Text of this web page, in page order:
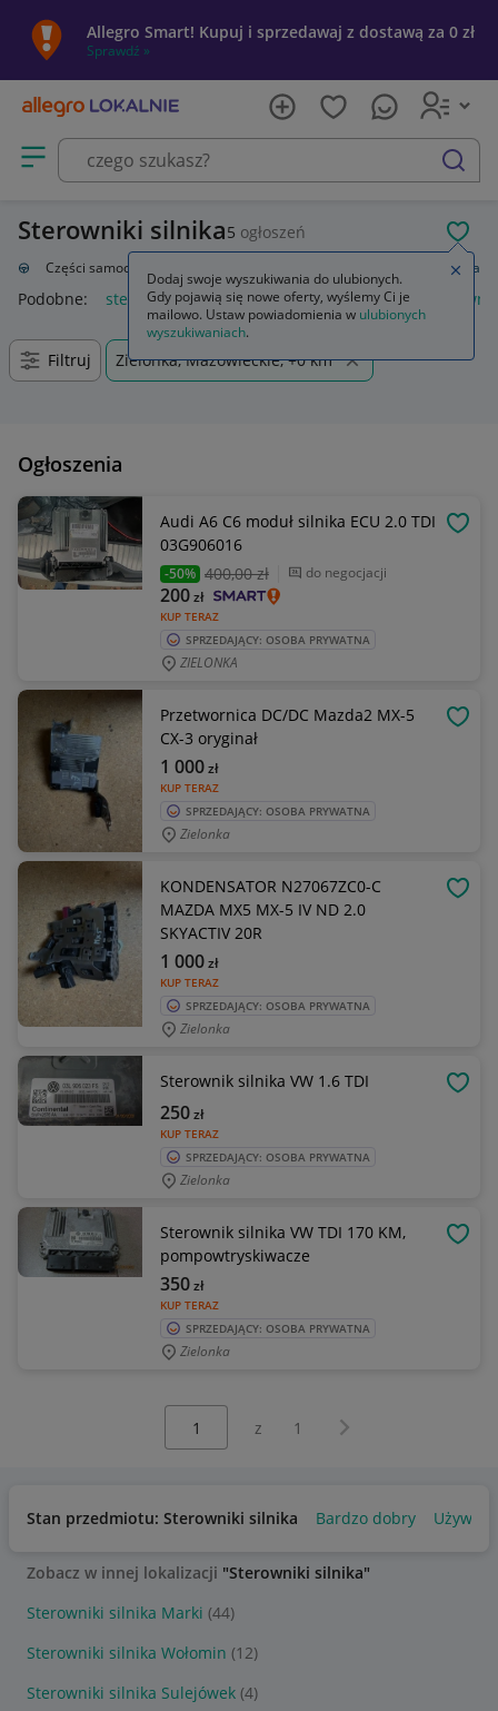
Allegro Smart! Kupuj i sprzedawaj z dostawą za 0 zł
Sprawdź »
Otwórz menu z kategoriami
szukaj
Sterowniki silnika5 ogłoszeń
Części samochodowe Sterowniki silnika
Podobne: sterownik silnika sterownik silnika bldc
Filtruj Zielonka, Mazowieckie, +0 km
Ogłoszenia
Audi A6 C6 moduł silnika ECU 2.0 TDI
03G906016
-50% 400,00 zł do negocjacji
KUP TERAZ
200zł
SPRZEDAJĄCY: OSOBA PRYWATNA
ZIELONKA
Przetwornica DC/DC Mazda2 MX-5
CX-3 oryginał
KUP TERAZ
1 000zł
SPRZEDAJĄCY: OSOBA PRYWATNA
Zielonka
KONDENSATOR N27067ZC0-C
MAZDA MX5 MX-5 IV ND 2.0
SKYACTIV 20R
KUP TERAZ
1 000zł
SPRZEDAJĄCY: OSOBA PRYWATNA
Zielonka
Sterownik silnika VW 1.6 TDI
KUP TERAZ
250zł
SPRZEDAJĄCY: OSOBA PRYWATNA
Zielonka
Sterownik silnika VW TDI 170 KM,
pompowtryskiwacze
KUP TERAZ
350zł
SPRZEDAJĄCY: OSOBA PRYWATNA
Zielonka
z 1 Następna strona
Stan przedmiotu: Sterowniki silnika Bardzo dobry Używany
Zobacz w innej lokalizacji "Sterowniki silnika"
Sterowniki silnika Marki (44)
Sterowniki silnika Wołomin (12)
Sterowniki silnika Sulejówek (4)
Dodaj swoje wyszukiwania do ulubionych.
Gdy pojawią się nowe oferty, wyślemy Ci je
mailowo. Ustaw powiadomienia w ulubionych
wyszukiwaniach.